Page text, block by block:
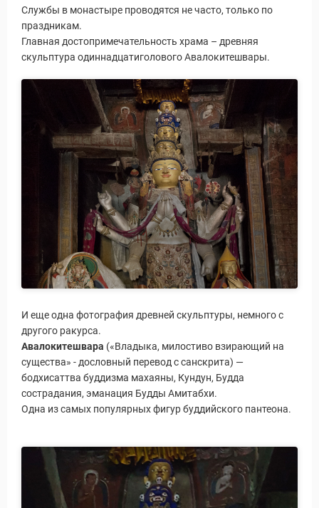
Службы в монастыре проводятся не часто, только по
праздникам.
Главная достопримечательность храма – древняя
скульптура одиннадцатиголового Авалокитешвары.
И еще одна фотография древней скульптуры, немного с
другого ракурса.
Авалокитешвара («Владыка, милостиво взирающий на
существа» - дословный перевод с санскрита) —
бодхисаттва буддизма махаяны, Кундун, Будда
сострадания, эманация Будды Амитабхи.
Одна из самых популярных фигур буддийского пантеона.